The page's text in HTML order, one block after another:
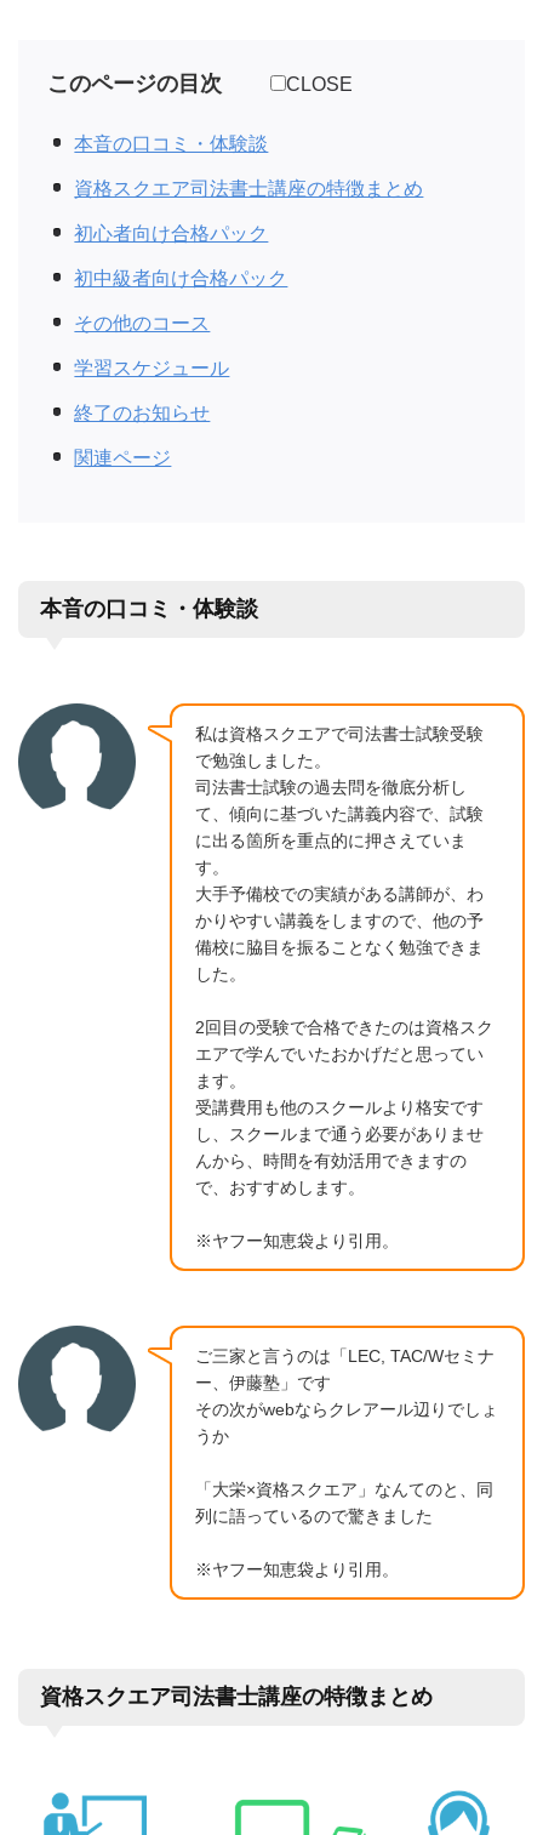
このページの目次 CLOSE
本音の口コミ・体験談
資格スクエア司法書士講座の特徴まとめ
初心者向け合格パック
初中級者向け合格パック
その他のコース
学習スケジュール
終了のお知らせ
関連ページ
本音の口コミ・体験談
私は資格スクエアで司法書士試験受験
で勉強しました。
司法書士試験の過去問を徹底分析し
て、傾向に基づいた講義内容で、試験
に出る箇所を重点的に押さえていま
す。
大手予備校での実績がある講師が、わ
かりやすい講義をしますので、他の予
備校に脇目を振ることなく勉強できま
した。
2回目の受験で合格できたのは資格スク
エアで学んでいたおかげだと思ってい
ます。
受講費用も他のスクールより格安です
し、スクールまで通う必要がありませ
んから、時間を有効活用できますの
で、おすすめします。
※ヤフー知恵袋より引用。
ご三家と言うのは「LEC, TAC/Wセミナ
ー、伊藤塾」です
その次がwebならクレアール辺りでしょ
うか
「大栄×資格スクエア」なんてのと、同
列に語っているので驚きました
※ヤフー知恵袋より引用。
資格スクエア司法書士講座の特徴まとめ